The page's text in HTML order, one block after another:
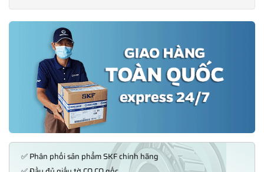
✅ Phân phối sản phẩm SKF chính hãng